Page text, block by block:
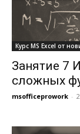
Курс MS Excel от
Занятие 7
сложных
msofficeprowork -